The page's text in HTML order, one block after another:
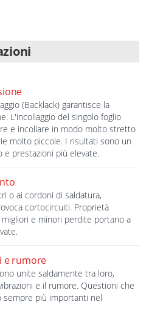
(Backlack) garantisce la
L'incollaggio del singolo foglio
e incollare in modo molto stretto
molto piccole. I risultati sono un
e prestazioni più elevate.
o ai cordoni di saldatura,
cortocircuiti. Proprietà
e minori perdite portano a
e rumore
unite saldamente tra loro,
e il rumore. Questioni che
sempre più importanti nel